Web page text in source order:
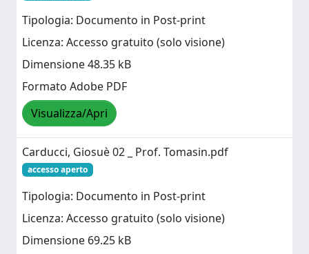
Tipologia: Documento in Post-print
Licenza: Accesso gratuito (solo visione)
Dimensione 48.35 kB
Formato Adobe PDF
Visualizza/Apri
Carducci, Giosuè 02 _ Prof. Tomasin.pdf
accesso aperto
Tipologia: Documento in Post-print
Licenza: Accesso gratuito (solo visione)
Dimensione 69.25 kB